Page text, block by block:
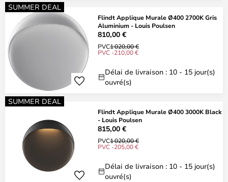
SUMMER DEAL
Flindt Applique Murale Ø400 2700K Gris
Aluminium - Louis Poulsen
810,00 €
PVC1 020,00 €
PVC -210,00 €
Délai de livraison : 10 - 15 jour(s)
ouvré(s)
SUMMER DEAL
Flindt Applique Murale Ø400 3000K Black
- Louis Poulsen
815,00 €
PVC1 020,00 €
PVC -205,00 €
Délai de livraison : 10 - 15 jour(s)
ouvré(s)